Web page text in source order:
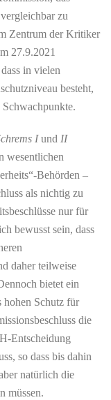
zu
Zentrum der Kritiker
27.9.2021
in vielen
besteht,
Schwachpunkte.
Iund II
wesentlichen
Behörden –
als nichtig zu
nur für
bewusst sein, dass
daher teilweise
bietet ein
hohen Schutz für
die
Entscheidung
so dass bis dahin
natürlich die
müssen.